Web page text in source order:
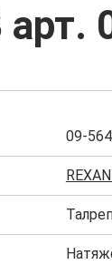
09-